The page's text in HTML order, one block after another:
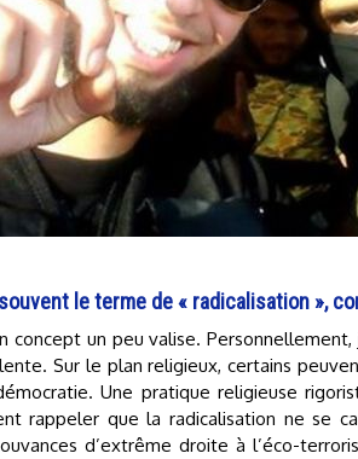
le terme de « radicalisation »,
concept un peu valise.
Sur le plan religieux, certains
Une pratique religieuse
rappeler que la radicalisation ne se
d’extrême droite à l’éco-